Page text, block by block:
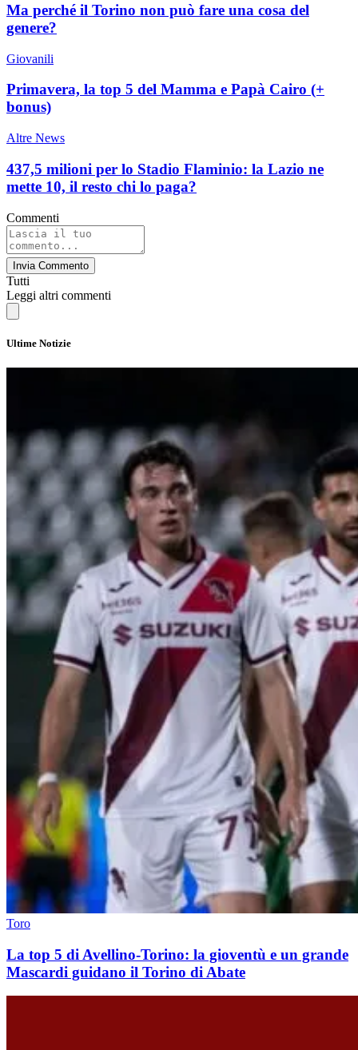
Ma perché il Torino non può fare una cosa del
genere?
Giovanili
Primavera, la top 5 del Mamma e Papà Cairo (+
bonus)
Altre News
437,5 milioni per lo Stadio Flaminio: la Lazio ne
mette 10, il resto chi lo paga?
Commenti
Invia Commento
Tutti
Leggi altri commenti
Ultime Notizie
Toro
La top 5 di Avellino-Torino: la gioventù e un grande
Mascardi guidano il Torino di Abate